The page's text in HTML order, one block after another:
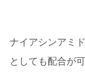
ナイアシンアミ
としても配合が